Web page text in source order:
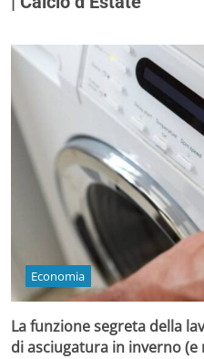
Economia
La funzione segreta della
di asciugatura in inverno